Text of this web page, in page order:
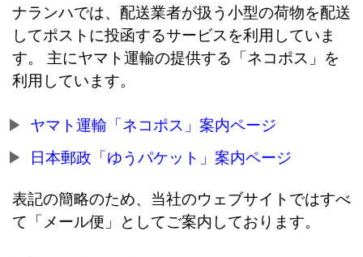
ナランハでは、配送業者が扱う小型の荷物を配送
してポストに投函するサービスを利用していま
す。 主にヤマト運輸の提供する「ネコポス」を
利用しています。
ヤマト運輸「ネコポス」案内ページ
日本郵政「ゆうパケット」案内ページ
表記の簡略のため、当社のウェブサイトではすべ
て「メール便」としてご案内しております。